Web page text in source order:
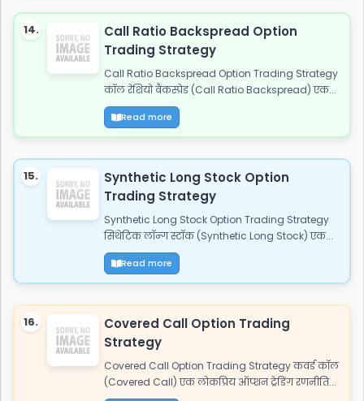
14.
Call Ratio Backspread Option
Trading Strategy
Call Ratio Backspread Option Trading Strategy
कॉल रेशियो बैकस्प्रेड (Call Ratio Backspread) एक...
Read more
15.
Synthetic Long Stock Option
Trading Strategy
Synthetic Long Stock Option Trading Strategy
सिंथेटिक लॉन्ग स्टॉक (Synthetic Long Stock) एक...
Read more
16.
Covered Call Option Trading
Strategy
Covered Call Option Trading Strategy कवर्ड कॉल
(Covered Call) एक लोकप्रिय ऑप्शन ट्रेडिंग रणनीति...